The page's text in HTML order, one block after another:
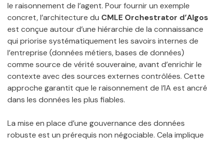
le raisonnement de l’agent. Pour fournir un exemple
concret, l’architecture du CMLE Orchestrator d’Algos
est conçue autour d’une hiérarchie de la connaissance
qui priorise systématiquement les savoirs internes de
l’entreprise (données métiers, bases de données)
comme source de vérité souveraine, avant d’enrichir le
contexte avec des sources externes contrôlées. Cette
approche garantit que le raisonnement de l’IA est ancré
dans les données les plus fiables.
La mise en place d’une gouvernance des données
robuste est un prérequis non négociable. Cela implique